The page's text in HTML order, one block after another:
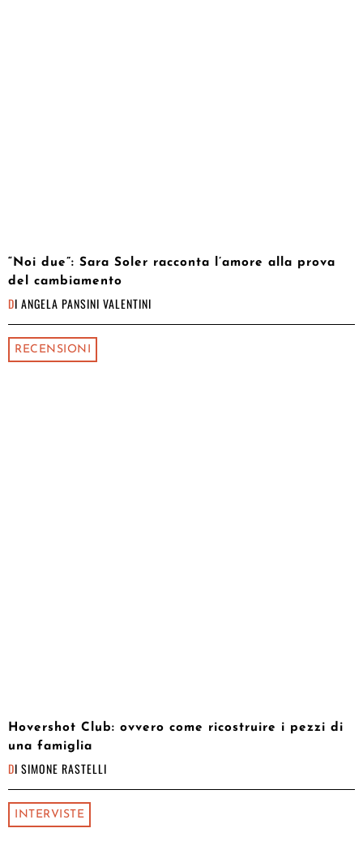
“Noi due”: Sara Soler racconta l’amore alla prova
del cambiamento
DI ANGELA PANSINI VALENTINI
RECENSIONI
Hovershot Club: ovvero come ricostruire i pezzi di
una famiglia
DI SIMONE RASTELLI
INTERVISTE